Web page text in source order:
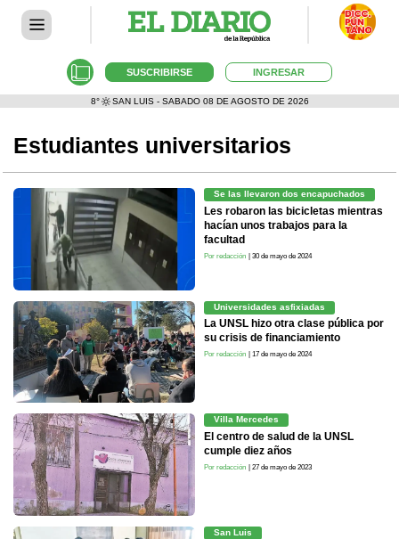
SUSCRIBIRSE INGRESAR
8° SAN LUIS - SABADO 08 DE AGOSTO DE 2026
Estudiantes universitarios
Se las llevaron dos encapuchados
Les robaron las bicicletas mientras
hacían unos trabajos para la
facultad
Por redacción | 30 de mayo de 2024
Universidades asfixiadas
La UNSL hizo otra clase pública por
su crisis de financiamiento
Por redacción | 17 de mayo de 2024
Villa Mercedes
El centro de salud de la UNSL
cumple diez años
Por redacción | 27 de mayo de 2023
San Luis